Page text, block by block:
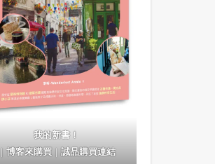
我的新書！
｜博客來購買｜誠品購買連結